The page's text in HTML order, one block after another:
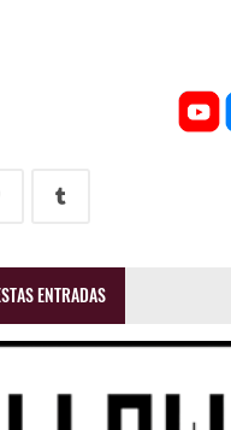
ENTRADAS